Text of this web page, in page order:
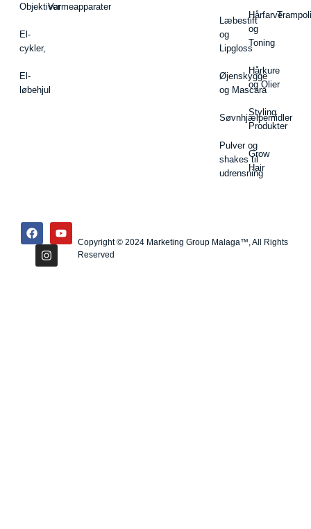
Objektiver
El-
cykler,
El-
løbehjul
Varmeapparater
Læbestift
og
Lipgloss
Øjenskygge
og Mascara
Søvnhjælpemidler
Pulver og
shakes til
udrensning
Hårfarve
og
Toning
Hårkure
og Olier
Styling
Produkter
Grow
Hair
Copyright © 2024 Marketing Group Malaga™, All Rights
Reserved